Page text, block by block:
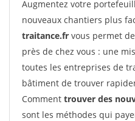
Augmentez votre
nouveaux chantiers plus
traitance.fr vous permet
près de chez vous : une
toutes les entreprises de
bâtiment de trouver
Comment trouver des
sont les méthodes qui